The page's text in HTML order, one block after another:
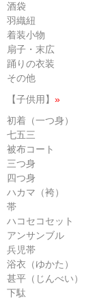
酒袋
羽織紐
着装小物
扇子・末広
踊りの衣装
その他
【子供用】 »
初着（一つ身）
七五三
被布コート
三つ身
四つ身
ハカマ（袴）
帯
ハコセコセット
アンサンブル
兵児帯
浴衣（ゆかた）
甚平（じんべい）
下駄